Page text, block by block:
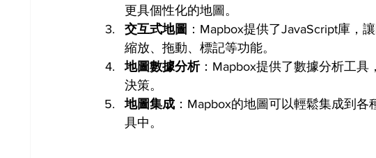
更具個性化的地圖。
交互式地圖 ：Mapbox提供了JavaScript庫，
縮放、拖動、標記等功能。
地圖數據分析：Mapbox提供了數據分析工具
決策。
地圖集成 ：Mapbox的地圖可以輕鬆集成到
具中。